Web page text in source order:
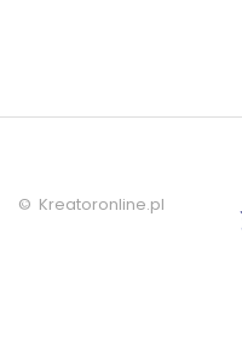
© Kreatoronline.pl